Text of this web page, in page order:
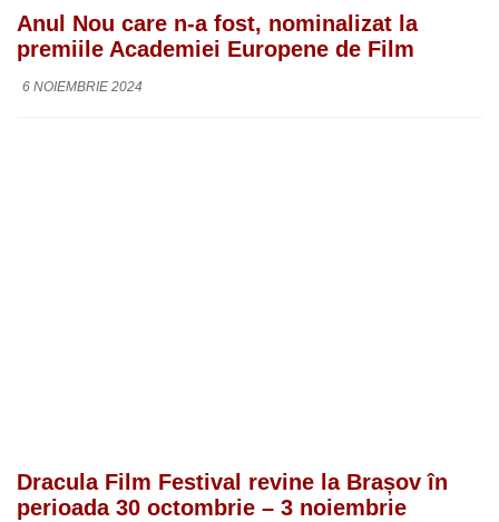
Anul Nou care n-a fost, nominalizat la
premiile Academiei Europene de Film
6 NOIEMBRIE 2024
Dracula Film Festival revine la Brașov în
perioada 30 octombrie – 3 noiembrie